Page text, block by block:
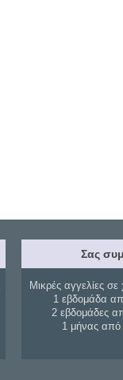
Σας
Μικρές αγγελίες σε
1 εβδομάδα
2 εβδομάδες
1 μήνας